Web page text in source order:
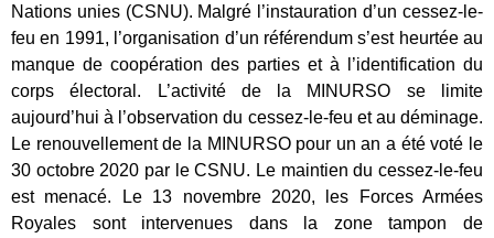
Nations unies (CSNU). Malgré l’instauration d’un cessez-le-
feu en 1991, l’organisation d’un référendum s’est heurtée au
manque de coopération des parties et à l’identification du
corps électoral. L’activité de la MINURSO se limite
aujourd’hui à l’observation du cessez-le-feu et au déminage.
Le renouvellement de la MINURSO pour un an a été voté le
30 octobre 2020 par le CSNU. Le maintien du cessez-le-feu
est menacé. Le 13 novembre 2020, les Forces Armées
Royales sont intervenues dans la zone tampon de